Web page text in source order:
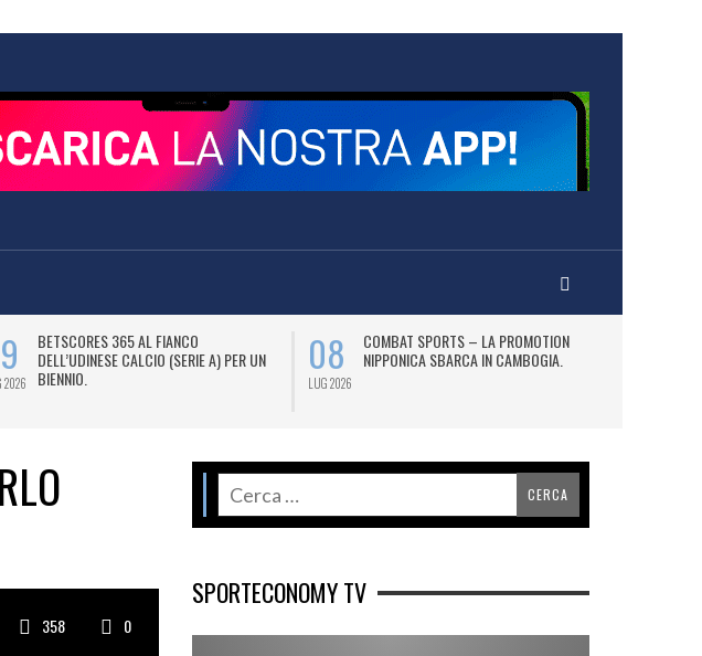
2026
BETSCORES 365 AL FIANCO
DELL’UDINESE CALCIO (SERIE A) PER UN
BIENNIO.
08
LUG 2026
COMBAT SPORTS – LA PROMOTION
NIPPONICA SBARCA IN CAMBOGIA.
358 0
SPORTECONOMY TV